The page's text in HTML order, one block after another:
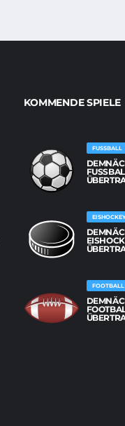
KOMMENDE SPIELE
FUSSBALL
FOOTBALL